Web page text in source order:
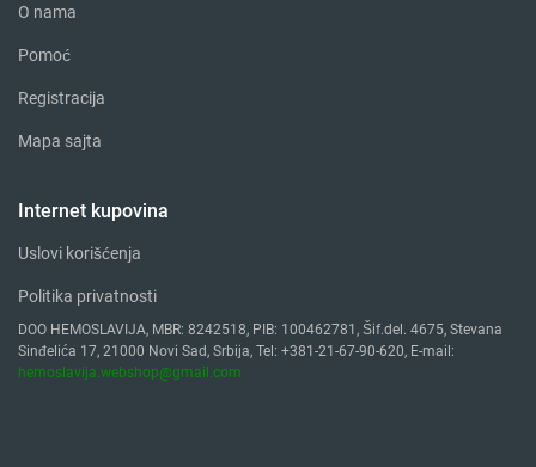
O nama
Pomoć
Registracija
Mapa sajta
Internet kupovina
Uslovi korišćenja
Politika privatnosti
DOO HEMOSLAVIJA, MBR: 8242518, PIB: 100462781, Šif.del. 4675, Stevana
Sinđelića 17, 21000 Novi Sad, Srbija, Tel: +381-21-67-90-620, E-mail:
hemoslavija.webshop@gmail.com